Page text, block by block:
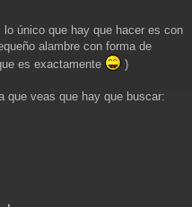
único que hay que hacer es con
alambre con forma de
es exactamente
)
que veas que hay que buscar: